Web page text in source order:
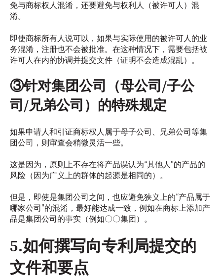
免与商标权人混淆，还要避免与权利人（被许可人）混
淆。
即使商标所有人说可以，如果与实际使用的被许可人的业
务混淆，注册也不会被批准。在这种情况下，需要包括被
许可人在内的协调并提交文件（证明不会造成混乱）。
③针对集团公司（母公司/子公
司/兄弟公司）的特殊规定
如果申请人和引证商标权人属于母子公司、兄弟公司等集
团公司，则审查会稍微灵活一些。
这是因为，原则上不存在将产品误认为“其他人”的产品的
风险（因为广义上的群体的起源是相同的）。
但是，即使是集团公司之间，也应避免狭义上的“产品属于
哪家公司”的混淆，最好能达成一致，例如在商标上添加产
品是集团公司的事实（例如〇〇集团）。
5.如何撰写向专利局提交的
文件和要点